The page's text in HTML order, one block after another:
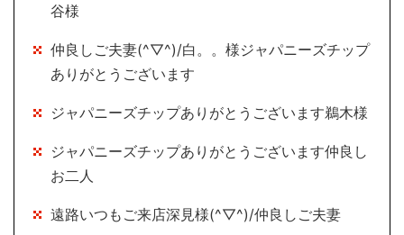
谷様
仲良しご夫妻(^▽^)/白。。様ジャパニーズチップ
ありがとうございます
ジャパニーズチップありがとうございます鵜木様
ジャパニーズチップありがとうございます仲良し
お二人
遠路いつもご来店深見様(^▽^)/仲良しご夫妻